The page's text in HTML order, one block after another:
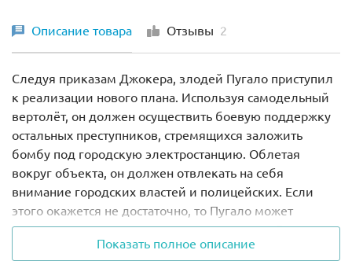
Описание товара Отзывы 2
Следуя приказам Джокера, злодей Пугало приступил
к реализации нового плана. Используя самодельный
вертолёт, он должен осуществить боевую поддержку
остальных преступников, стремящихся заложить
бомбу под городскую электростанцию. Облетая
вокруг объекта, он должен отвлекать на себя
внимание городских властей и полицейских. Если
этого окажется не достаточно, то Пугало может
воспользоваться своим главным оружием – Газом
Страха. Скинув контейнеры с газом вниз, он заставит
Показать полное описание